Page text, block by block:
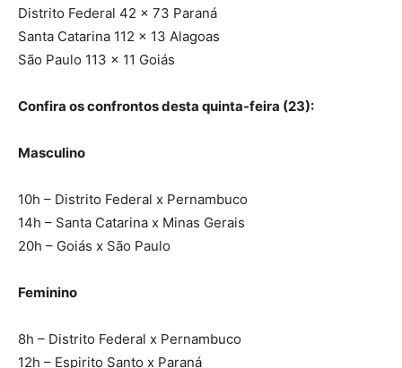
Distrito Federal 42 x 73 Paraná
Santa Catarina 112 x 13 Alagoas
São Paulo 113 x 11 Goiás
Confira os confrontos desta quinta-feira (23):
Masculino
10h – Distrito Federal x Pernambuco
14h – Santa Catarina x Minas Gerais
20h – Goiás x São Paulo
Feminino
8h – Distrito Federal x Pernambuco
12h – Espirito Santo x Paraná